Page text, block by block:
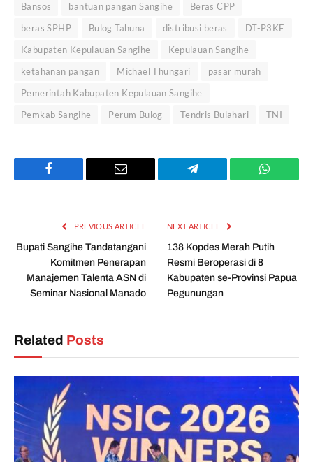
Bansos bantuan pangan Sangihe
Beras CPP
beras SPHP
Bulog Tahuna distribusi beras
DT-P3KE
Kabupaten Kepulauan Sangihe
Kepulauan Sangihe
ketahanan pangan
Michael Thungari
pasar murah
Pemerintah Kabupaten Kepulauan Sangihe
Pemkab Sangihe
Perum Bulog Tendris Bulahari TNI
Facebook Email Telegram
PREVIOUS ARTICLE
Bupati Sangihe Tandatangani
Komitmen Penerapan
Manajemen Talenta ASN di
Seminar Nasional Manado
NEXT ARTICLE
138 Kopdes Merah Putih
Resmi Beroperasi di 8
Kabupaten se-Provinsi Papua
Pegunungan
Related Posts